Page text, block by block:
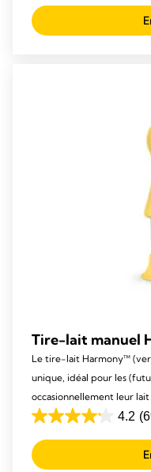
out
of
Tire-lait manuel
Le tire-lait Harmony™
unique, idéal pour les
occasionnellement leur
voyage léger.
4.2
4.2
out
of